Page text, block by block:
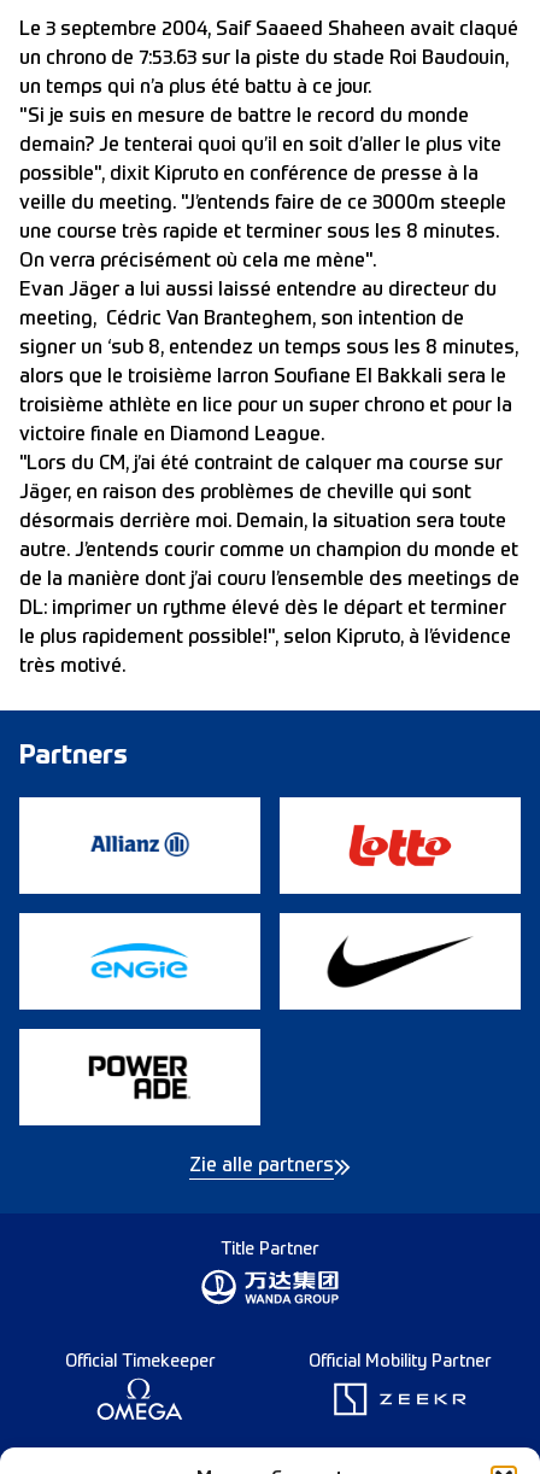
Le 3 septembre 2004, Saif Saaeed Shaheen avait claqué
un chrono de 7:53.63 sur la piste du stade Roi Baudouin,
un temps qui n’a plus été battu à ce jour.
"Si je suis en mesure de battre le record du monde
demain? Je tenterai quoi qu’il en soit d’aller le plus vite
possible", dixit Kipruto en conférence de presse à la
veille du meeting. "J’entends faire de ce 3000m steeple
une course très rapide et terminer sous les 8 minutes.
On verra précisément où cela me mène".
Evan Jäger a lui aussi laissé entendre au directeur du
meeting, Cédric Van Branteghem, son intention de
signer un ‘sub 8, entendez un temps sous les 8 minutes,
alors que le troisième larron Soufiane El Bakkali sera le
troisième athlète en lice pour un super chrono et pour la
victoire finale en Diamond League.
"Lors du CM, j’ai été contraint de calquer ma course sur
Jäger, en raison des problèmes de cheville qui sont
désormais derrière moi. Demain, la situation sera toute
autre. J’entends courir comme un champion du monde et
de la manière dont j’ai couru l’ensemble des meetings de
DL: imprimer un rythme élevé dès le départ et terminer
le plus rapidement possible!", selon Kipruto, à l’évidence
très motivé.
Partners
Zie alle partners
Title Partner
Official Timekeeper Official Mobility Partner